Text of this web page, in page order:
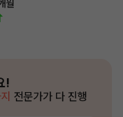
월
!
전문가가 다 진행